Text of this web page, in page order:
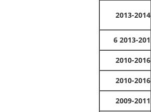
2013-2014
2013-201
6
2010-2016
2010-2016
2009-2011